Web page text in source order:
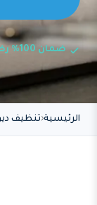
ضمان 100% رضا العميل
الرئيسية تنظيف